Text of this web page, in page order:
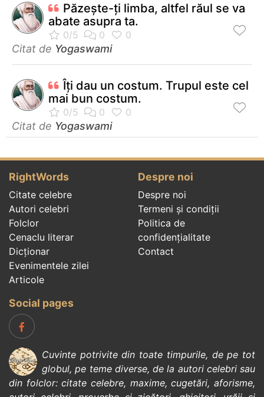
Păzeşte-ţi limba, altfel răul se va
abate asupra ta.
Citat de Yogaswami
Îţi dau un costum. Trupul este cel
mai bun costum.
Citat de Yogaswami
RightWords
Citate celebre
Autori celebri
Folclor
Cenaclu literar
Dicționar
Evenimentele zilei
Articole
Despre noi
Despre noi
Termeni și condiții
Politica de
confidenţialitate
Contact
Social pages
Cuvinte potrivite din toate timpurile, de pe tot
globul, pe teme diverse, de la autori celebrisau
din folclor:citate celebre, maxime,cugetări,aforisme,